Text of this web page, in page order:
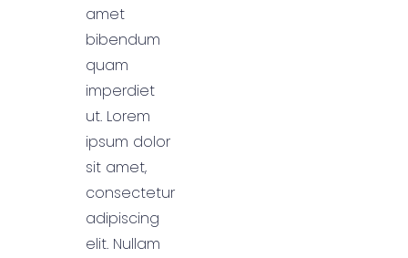
amet
bibendum
quam
imperdiet
ut. Lorem
ipsum dolor
sit amet,
consectetur
adipiscing
elit. Nullam